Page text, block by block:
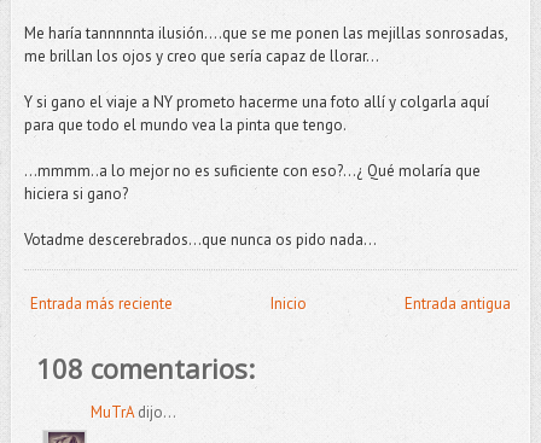
Me haría tannnnnta ilusión....que se me ponen las mejillas sonrosadas,
me brillan los ojos y creo que sería capaz de llorar...
Y si gano el viaje a NY prometo hacerme una foto allí y colgarla aquí
para que todo el mundo vea la pinta que tengo.
…mmmm..a lo mejor no es suficiente con eso?...¿ Qué molaría que
hiciera si gano?
Votadme descerebrados...que nunca os pido nada...
Entrada más reciente Entrada antigua
Inicio
108 comentarios:
MuTrAdijo...